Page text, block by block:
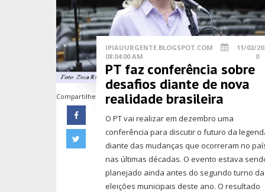
Compartilhe
IPIAUURGENTE.BLOGSPOT.COM
11/02/
08:04:00 AM
0
PT faz conferência sobre
desafios diante de nova
realidade brasileira
O PT vai realizar em dezembro uma
conferência para discutir o futuro da
diante das mudanças que ocorreram no
nas últimas décadas. O evento estava
planejado ainda antes do segundo turno
eleições municipais deste ano. O resultado